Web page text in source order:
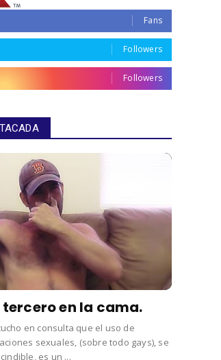
Fans
Followers
Followers
tercero en la cama.
en consulta que el uso de
sexuales, (sobre todo gays), se
es un ...